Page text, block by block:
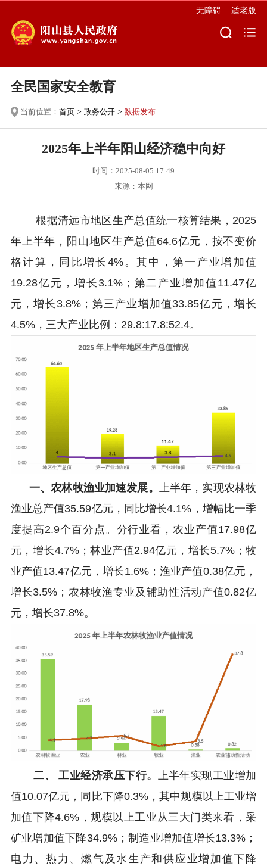
无障碍 适老版
全民国家安全教育
当前位置： 首页> 政务公开> 数据发布
2025年上半年阳山经济稳中向好
时间：2025-08-05 17:49
来源：本网
根据清远市地区生产总值统一核算结果，2025
年上半年，阳山地区生产总值64.6亿元，按不变价
格计算，同比增长4%。其中，第一产业增加值
19.28亿元，增长3.1%；第二产业增加值11.47亿
元，增长3.8%；第三产业增加值33.85亿元，增长
4.5%，三大产业比例：29.8:17.8:52.4。
一、农林牧渔业加速发展。
上半年，实现农林牧
渔业总产值35.59亿元，同比增长4.1%，增幅比一季
度提高2.9个百分点。分行业看，农业产值17.98亿
元，增长4.7%；林业产值2.94亿元，增长5.7%；牧
业产值13.47亿元，增长1.6%；渔业产值0.38亿元，
增长3.5%；农林牧渔专业及辅助性活动产值0.82亿
元，增长37.8%。
二、 工业经济承压下行。 上半年实现工业增加
值10.07亿元，同比下降0.3%，其中规模以上工业增
加值下降4.6%，规模以上工业从三大门类来看，采
矿业增加值下降34.9%；制造业增加值增长13.3%；
电力、热力、燃气及水生产和供应业增加值下降